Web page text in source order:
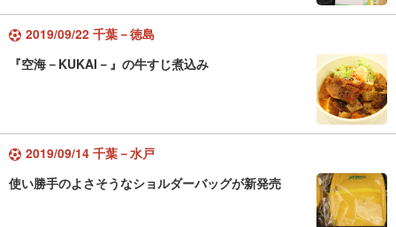
2019/09/22 千葉－徳島
『空海－KUKAI－』の牛すじ煮込み
2019/09/14 千葉－水戸
使い勝手のよさそうなショルダーバッグが新発売